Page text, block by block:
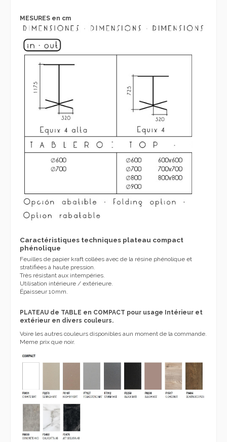
MESURES en cm
Caractéristiques techniques plateau compact
phénolique
Feuilles de papier kraft collées avec de la résine phénolique et
stratifiées à haute pression.
Très résistant aux intempéries.
Utilisation intérieure / extérieure.
Épaisseur 10mm.
PLATEAU de TABLE en COMPACT pour usage Intérieur et
extérieur en divers couleurs.
Voire les autres couleurs disponibles aun moment de la commande.
Meme prix que noir.